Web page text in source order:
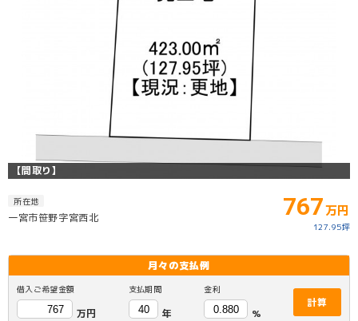
【間取り】
所在地
一宮市笹野字宮西北 767万円
127.95坪
月々の支払例
借入ご希望金額
万円
支払期間
年
金利
%
計算